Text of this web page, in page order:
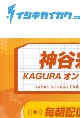
トップページ
動画を見る
記事を読む
セミナーに参加